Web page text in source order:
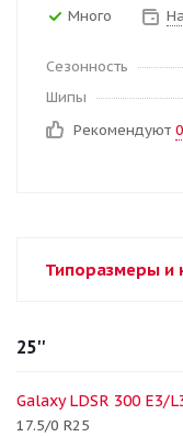
Много
Сезонность
Шипы
Рекомендуют
Типоразмеры и
25''
Galaxy LDSR 300 E3/
17.5/0 R25